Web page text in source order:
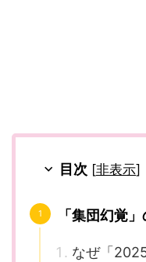
目次 [非表示]
「集団幻覚
なぜ「